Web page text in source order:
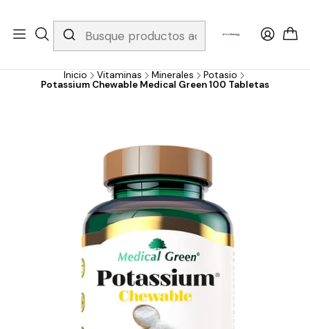
Whatsapp 3229079958/ Fijo 6019251796 / Envios a todo el país y
gratis apartir de 199.000!
Inicio Vitaminas Minerales
Potasio
Potassium Chewable Medical Green 100 Tabletas